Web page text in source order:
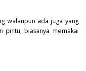
walaupun ada juga yang
pintu, biasanya memakai